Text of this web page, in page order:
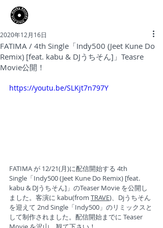
FATIMA / 4th Single「Indy500 (Jeet Kune Do
Remix) [feat. kabu & DJうちそん]」Teasre
Movie公開！
2020年12月16日
https://youtu.be/SLKjt7n797Y
FATIMA が 12/21(月)に配信開始する 4th
Single「Indy500 (Jeet Kune Do Remix) [feat.
kabu & DJうちそん]」のTeaser Movie を公開し
ました。客演に kabu(from TRAVE)、Djうちそん
を迎えて 2nd Single「Indy500」のリミックスと
して制作されました。配信開始までに Teaser